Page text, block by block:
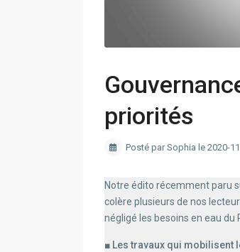
priorités
Posté par Sophia le 2020-
Notre édito récemment paru
colère plusieurs de nos
négligé les besoins en eau du
■ Les travaux qui mobilisent